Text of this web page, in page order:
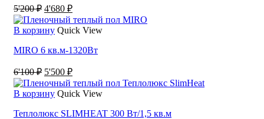
5'200₽ Первоначальная
цена
составляла
4'680 ₽Текущая
цена:
4'680 ₽.
В корзину Quick View
MIRO 6 кв.м-1320Вт
6'100₽ Первоначальная
цена
составляла
5'500 ₽Текущая
цена:
5'500 ₽.
В корзину Quick View
Теплолюкс SLIMHEAT 300 Вт/1,5 кв.м